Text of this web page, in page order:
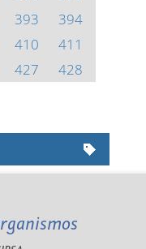
393
394
410
411
427
428